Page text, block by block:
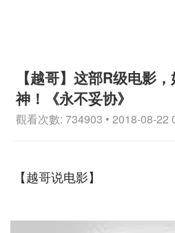
【越哥】这部R级电影
神！《永不妥协》
觀看次數: 734903 • 2018-08-22
【越哥说电影】